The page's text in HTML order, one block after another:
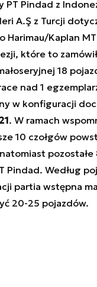
PT Pindad z
A.Ş z Turcji
Harimau/Kaplan
które to
18
nad 1
w konfiguracji
. W ramach
10 czołgów
pozostałe
Pindad. Według
partia wstępna
20-25 pojazdów.